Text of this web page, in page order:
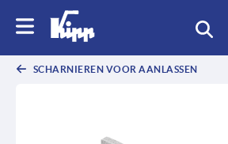
SCHARNIEREN VOOR AANLASSEN